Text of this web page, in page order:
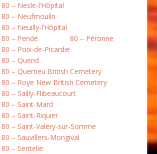
80 – Nesle-l’Hôpital
80 – Neufmoulin
80 – Neuilly-l’Hôpital
80 – Pendé
80 – Péronne
80 – Poix-de-Picardie
80 – Quend
80 – Querrieu British Cemetery
80 – Roye New British Cemetery
80 – Sailly-Flibeaucourt
80 – Saint-Mard
80 – Saint-Riquier
80 – Saint-Valéry-sur-Somme
80 – Sauvillers-Mongival
80 – Sentelie